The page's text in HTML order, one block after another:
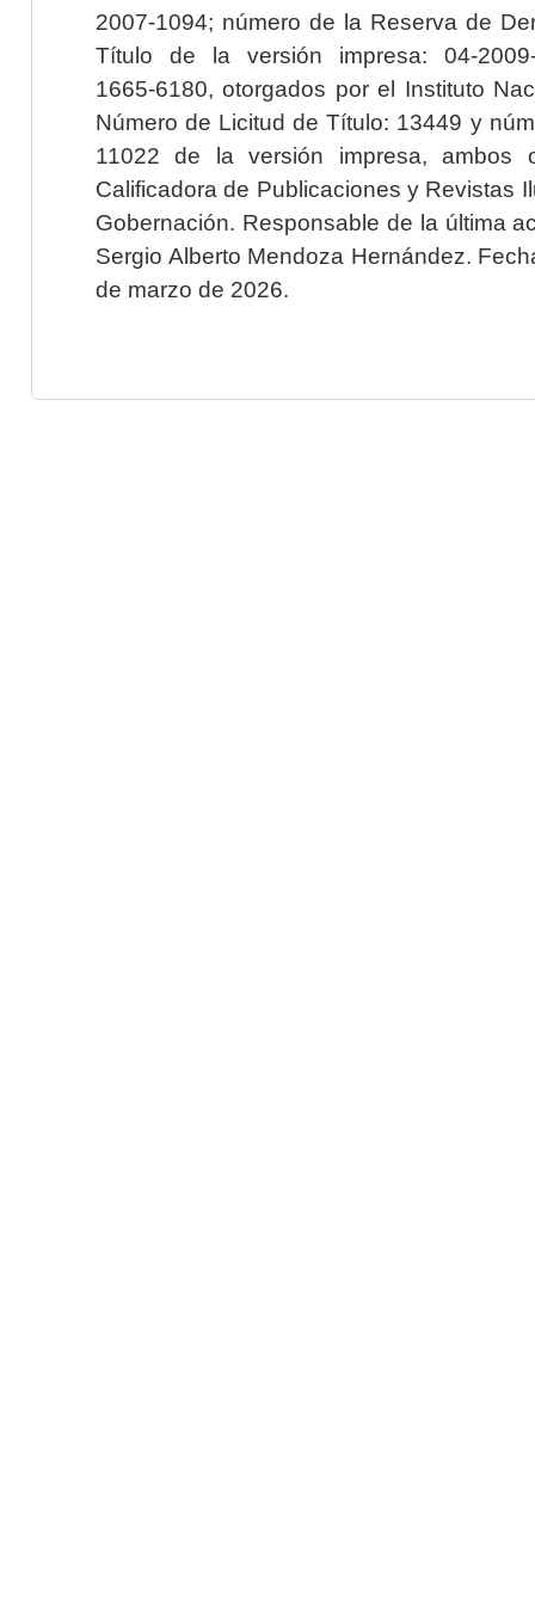
2007-1094; número de la Reserva de
Título de la versión impresa: 04-2009-
1665-6180, otorgados por el Instituto
Número de Licitud de Título: 13449 y
11022 de la versión impresa, ambos
Calificadora de Publicaciones y Revistas
Gobernación. Responsable de la última
Sergio Alberto Mendoza Hernández.
de marzo de 2026.